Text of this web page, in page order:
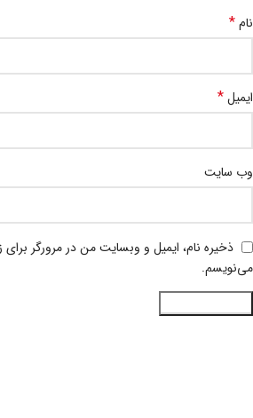
نام*
ایمیل*
وب‌ سایت
ذخیره نام، ایمیل و وبسایت من در مرورگر برای
می‌نویسم.